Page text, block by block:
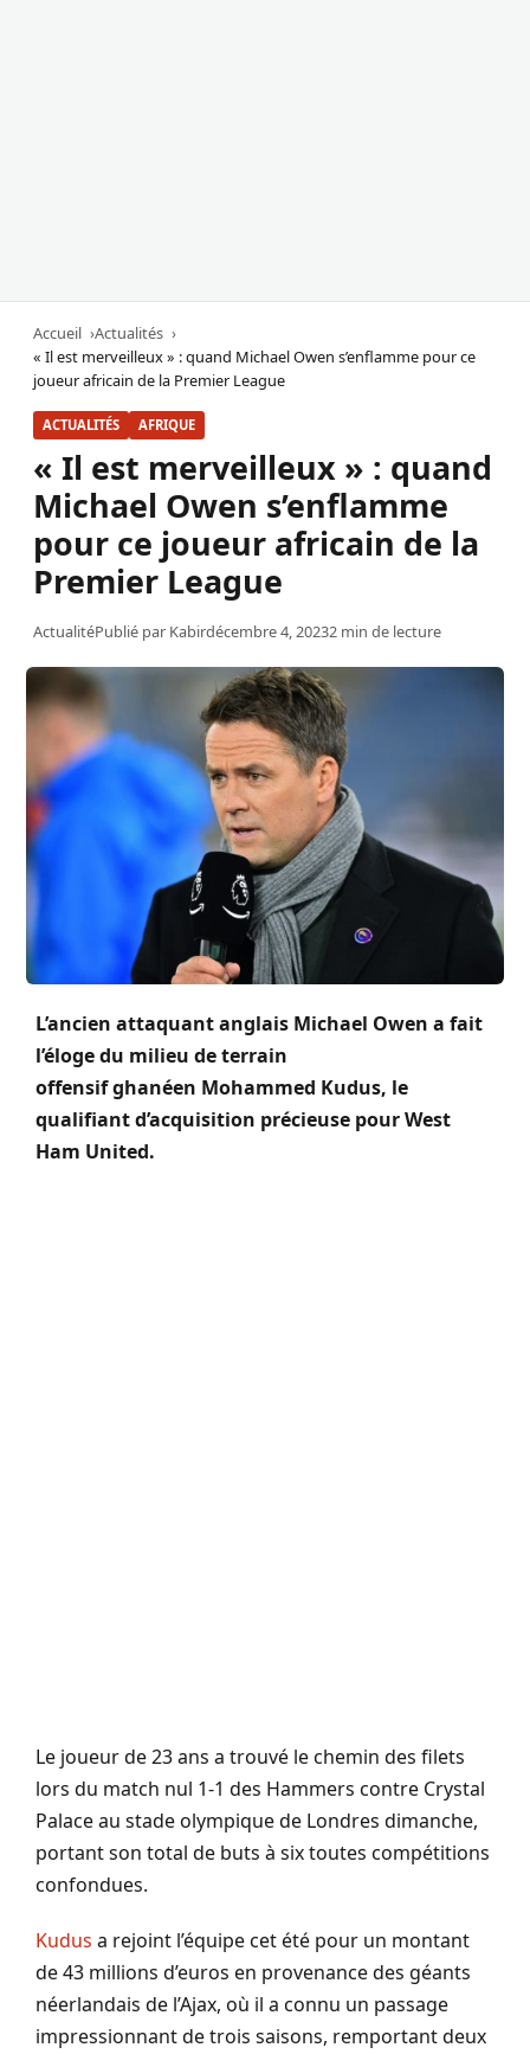
Accueil
Actualités
« Il est merveilleux » : quand Michael Owen s’enflamme pour ce
joueur africain de la Premier League
ACTUALITÉS AFRIQUE
« Il est merveilleux » : quand
Michael Owen s’enflamme
pour ce joueur africain de la
Premier League
ActualitéPublié par Kabirdécembre 4, 20232 min de lecture
L’ancien attaquant anglais Michael Owen a fait
l’éloge du milieu de terrain
offensif ghanéen Mohammed Kudus, le
qualifiant d’acquisition précieuse pour West
Ham United.
Le joueur de 23 ans a trouvé le chemin des filets
lors du match nul 1-1 des Hammers contre Crystal
Palace au stade olympique de Londres dimanche,
portant son total de buts à six toutes compétitions
confondues.
Kudus a rejoint l’équipe cet été pour un montant
de 43 millions d’euros en provenance des géants
néerlandais de l’Ajax, où il a connu un passage
impressionnant de trois saisons, remportant deux